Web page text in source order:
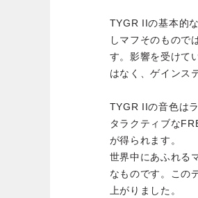
TYGR IIの基本的
しマフそのもので
す。影響を受けて
はなく、ゲインス
TYGR IIの音色は
タラクティブな
が得られます。
世界中にあふれる
なものです。この
上がりました。